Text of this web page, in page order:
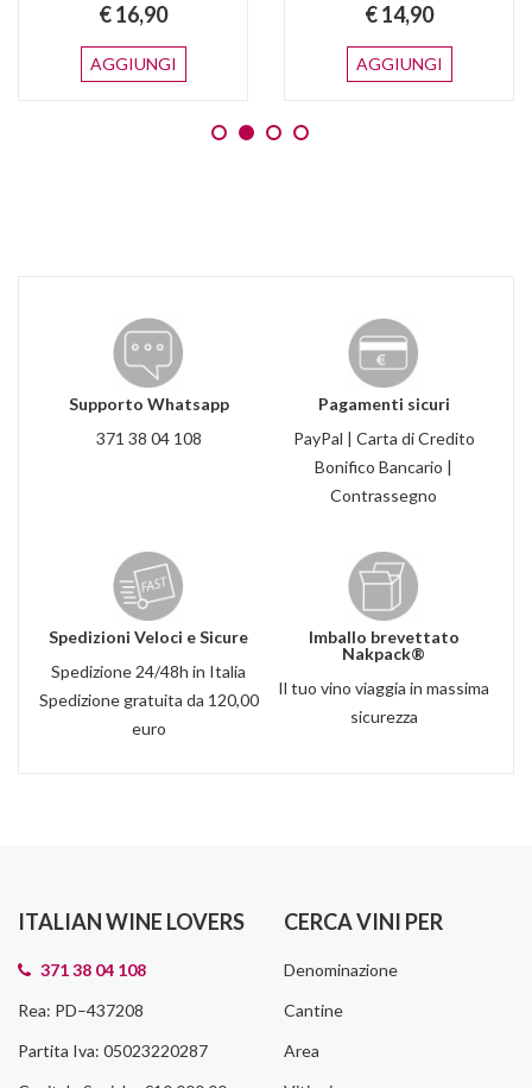
€ 16,90
AGGIUNGI
€ 14,90
AGGIUNGI
Supporto Whatsapp
371 38 04 108
Pagamenti sicuri
PayPal | Carta di Credito
Bonifico Bancario |
Contrassegno
Spedizioni Veloci e Sicure
Spedizione 24/48h in Italia
Spedizione gratuita da 120,00
euro
Imballo brevettato
Nakpack®
Il tuo vino viaggia in massima
sicurezza
ITALIAN WINE LOVERS
371 38 04 108
Rea: PD–437208
Partita Iva: 05023220287
CERCA VINI PER
Denominazione
Cantine
Area